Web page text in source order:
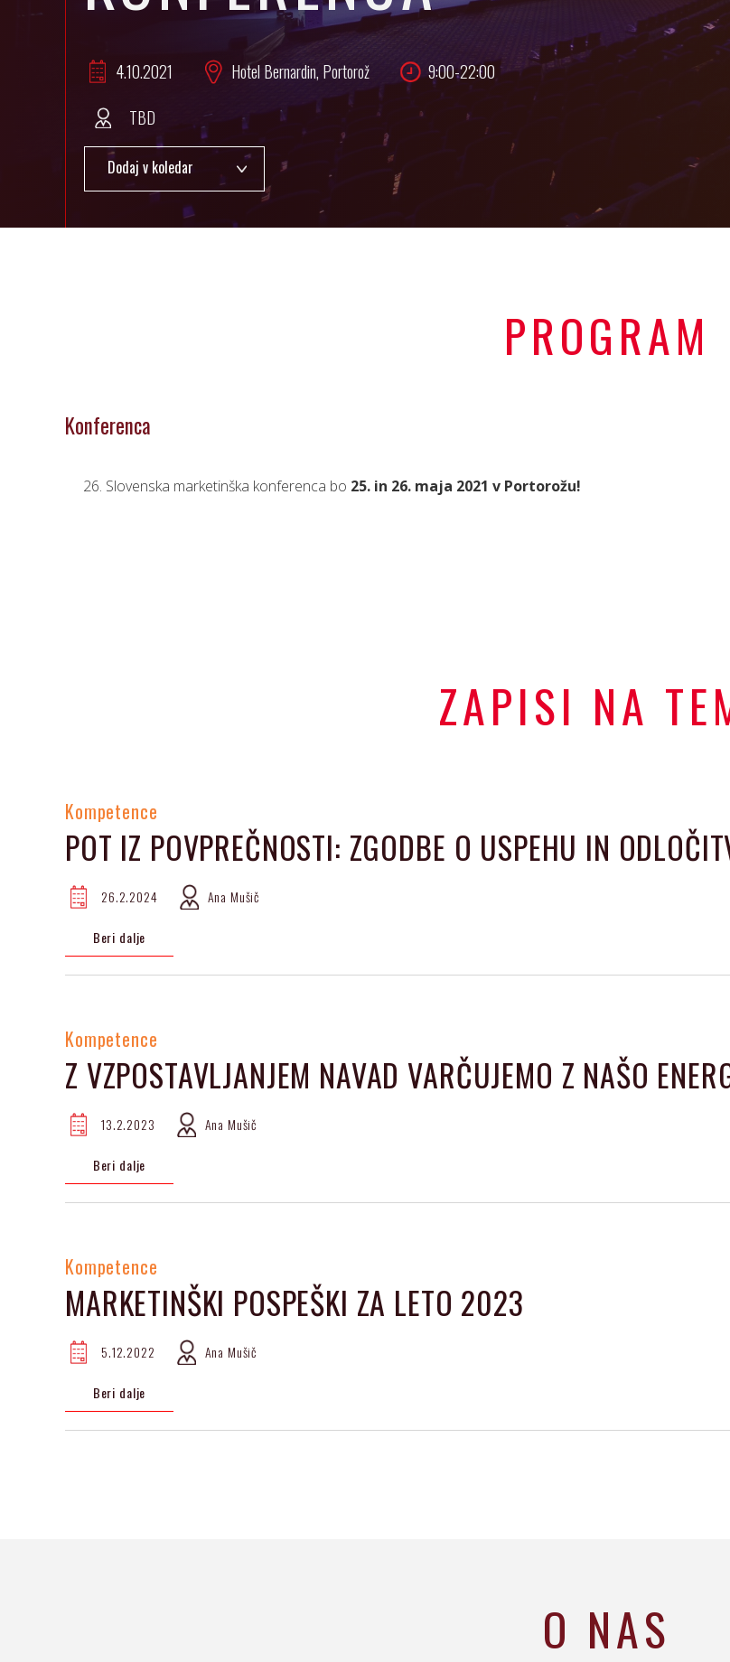
4.10.2021 Hotel Bernardin, Portorož
9:00-22:00
TBD
PROGRAM
Konferenca
26. Slovenska marketinška konferenca bo 25. in 26. maja 2021 v Portorožu!
ZAPISI NA
Kompetence
POT IZ POVPREČNOSTI: ZGODBE O USPEHU IN
26.2.2024 Ana Mušič
Beri dalje
Kompetence
Z VZPOSTAVLJANJEM NAVAD VARČUJEMO Z NAŠO
13.2.2023 Ana Mušič
Beri dalje
Kompetence
MARKETINŠKI POSPEŠKI ZA LETO 2023
5.12.2022 Ana Mušič
Beri dalje
O NAS